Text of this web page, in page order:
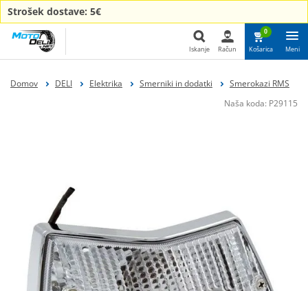
Strošek dostave: 5€
Iskanje
Iskanje Račun
0
Košarica Meni
Domov DELI Elektrika Smerniki in dodatki
Smerokazi RMS
Naša koda: P29115